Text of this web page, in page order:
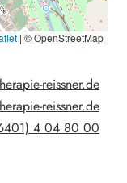
| © OpenStreetMap
reissner.de
reissner.de
4 04 80 00